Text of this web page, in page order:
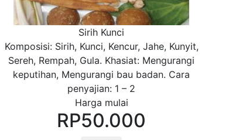
Sirih Kunci
Komposisi: Sirih, Kunci, Kencur, Jahe, Kunyit,
Sereh, Rempah, Gula. Khasiat: Mengurangi
keputihan, Mengurangi bau badan. Cara
penyajian: 1 – 2
Harga mulai
RP50.000